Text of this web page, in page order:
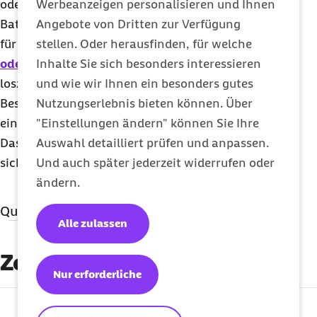
Werbeanzeigen personalisieren und Ihnen
Angebote von Dritten zur Verfügung
stellen. Oder herausfinden, für welche
Inhalte Sie sich besonders interessieren
und wie wir Ihnen ein besonders gutes
Nutzungserlebnis bieten können. Über
"Einstellungen ändern" können Sie Ihre
Auswahl detailliert prüfen und anpassen.
Und auch später jederzeit widerrufen oder
ändern.
Nur erforderliche
Alle zulassen
oder Freizeitaktivitäten hilft uns dabei, unsere
Batterien wieder aufzuladen und weniger anfällig
für Stress zu werden. Auchkörperliche Bewegung
oder Sportkönnen dabei helfen, Stress
loszuwerden.
Besonders gut aufgestellt sind Personen, die über
eine Vielzahl anCopingstrategien verfügen.
Das Gute ist: All dieseCoping-Fähigkeiten lassen
sich inKursenerlernen und verbessern.
Quellenangaben
Literatur
MentalHelp.net(Abruf 29.09.2020):
Stressors (Eustress versus Distress)
Zertifizierung
externer Link: